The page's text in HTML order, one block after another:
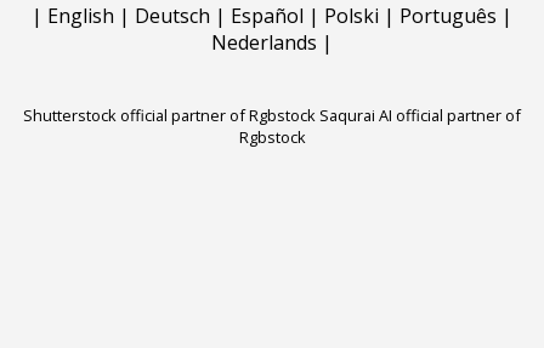
| English | Deutsch | Español | Polski | Português |
Nederlands |
Shutterstock official partner of Rgbstock Saqurai AI official partner of
Rgbstock